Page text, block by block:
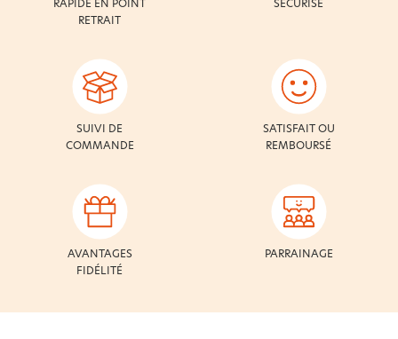
RAPIDE EN POINT
RETRAIT
SÉCURISÉ
SUIVI DE
COMMANDE
SATISFAIT OU
REMBOURSÉ
AVANTAGES
FIDÉLITÉ
PARRAINAGE